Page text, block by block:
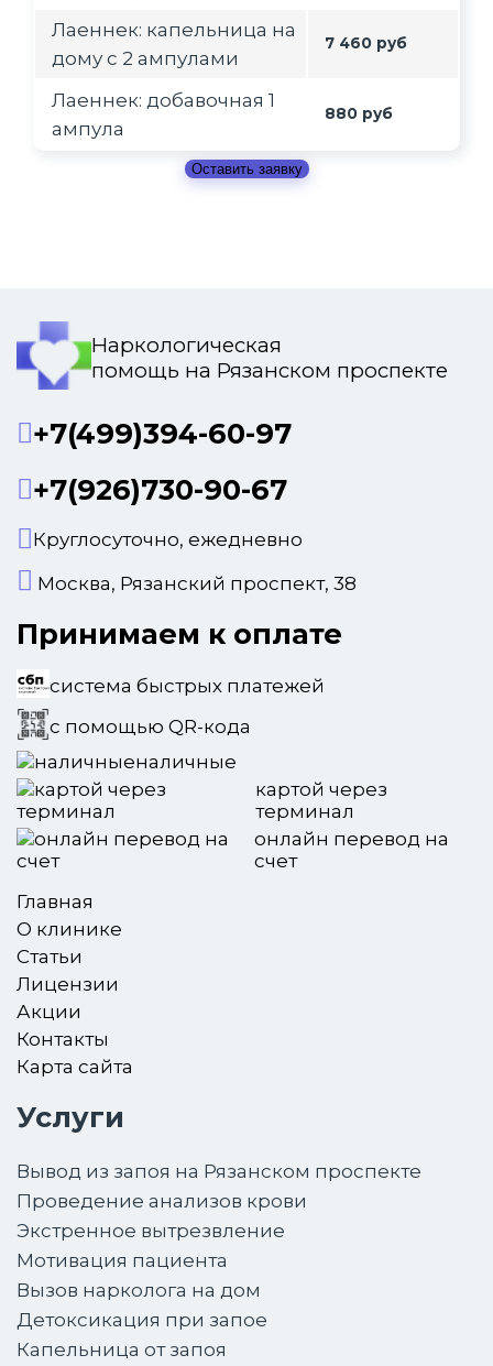
Лаеннек: капельница на
дому с 2 ампулами
7 460 руб
Лаеннек: добавочная 1
ампула
880 руб
Оставить заявку
Наркологическая
помощь на Рязанском проспекте
+7(499)394-60-97
+7(926)730-90-67
Круглосуточно, ежедневно
Москва, Рязанский проспект, 38
Принимаем к оплате
система быстрых платежей
с помощью QR-кода
наличные
картой через
терминал
онлайн перевод на
счет
Главная
О клинике
Статьи
Лицензии
Акции
Контакты
Карта сайта
Услуги
Вывод из запоя на Рязанском проспекте
Проведение анализов крови
Экстренное вытрезвление
Мотивация пациента
Вызов нарколога на дом
Детоксикация при запое
Капельница от запоя